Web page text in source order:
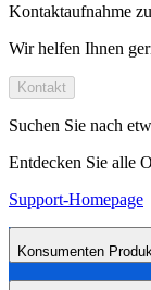
Kontaktaufnahme
Wir helfen Ihnen
Kontakt
Suchen Sie nach
Entdecken Sie alle
Support-Homepage
Konsumenten